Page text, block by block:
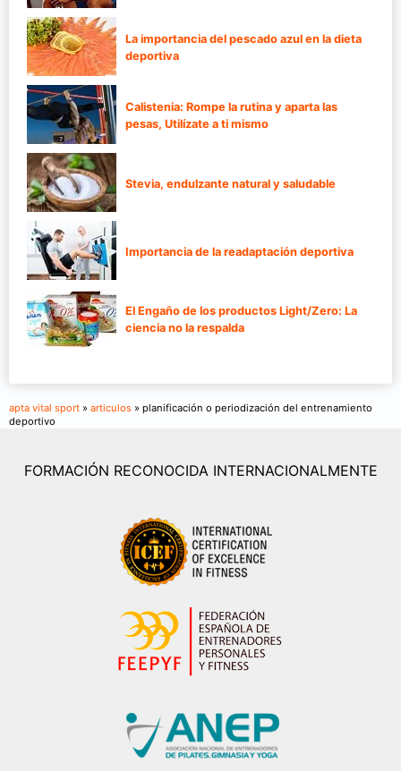
La importancia del pescado azul en la dieta
deportiva
Calistenia: Rompe la rutina y aparta las
pesas, Utilízate a ti mismo
Stevia, endulzante natural y saludable
Importancia de la readaptación deportiva
El Engaño de los productos Light/Zero: La
ciencia no la respalda
apta vital sport » articulos » planificación o periodización del entrenamiento
deportivo
FORMACIÓN RECONOCIDA INTERNACIONALMENTE